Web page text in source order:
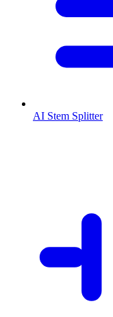
AI Stem Splitter